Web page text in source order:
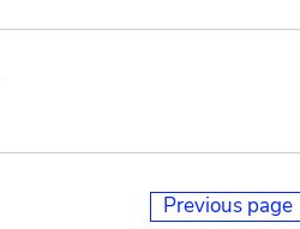
Previous page